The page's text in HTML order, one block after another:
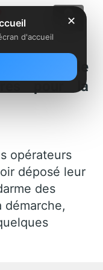
avant le
pour la
opérateurs
déposé leur
des
✕
d'accueil